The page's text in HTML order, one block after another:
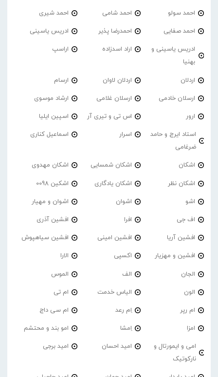
احمد سولو احمد شامی احمد شیری
احمد صفایی احمدرضا پذیر ادریس یاسینی
ادریس یاسینی و
بهنیا
اراد اسدزاده اراسپ
اردلان اردلان لاوان ارسام
ارسلان خادمی ارسلان غلامی ارشاد موسوی
ارور اس تی و تیری آر اسپین ایلیا
استاد ایرج و حامد
ضرغامی
اسرار اسماعیل کناری
اشکان اشکان شمسایی اشکان مهدوی
اشکان نظر اشکان یادگاری اشکین 0098
اشو اشوان اشوان و مهیار
اف جی افرا افشین آذری
افشین آریا افشین امینی افشین سیاهپوش
افشین و مهزیار اکسپی الارا
الجان الف الموس
الون الیاس خدمت ام تی
ام رپر اِم رعد ام سی داج
امزا اِمشا امو بند و محتشم
امی و ایمورتال و
نارکوتیک
امید احسان امید برجی